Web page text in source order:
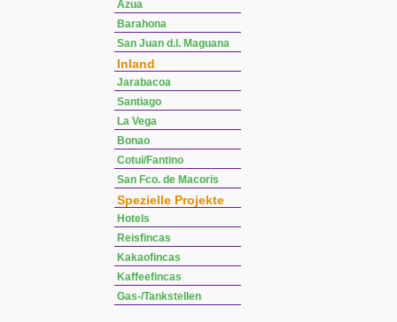
Azua
Barahona
San Juan d.l. Maguana
Inland
Jarabacoa
Santiago
La Vega
Bonao
Cotui/Fantino
San Fco. de Macoris
Spezielle Projekte
Hotels
Reisfincas
Kakaofincas
Kaffeefincas
Gas-/Tankstellen